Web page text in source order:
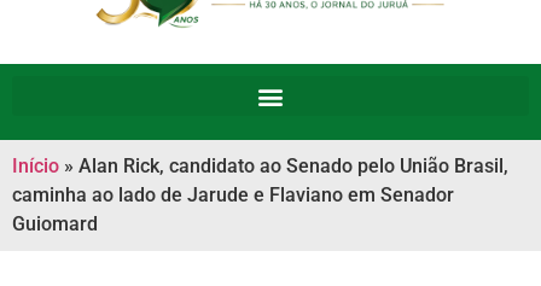
Início » Alan Rick, candidato ao Senado pelo União Brasil,
caminha ao lado de Jarude e Flaviano em Senador
Guiomard